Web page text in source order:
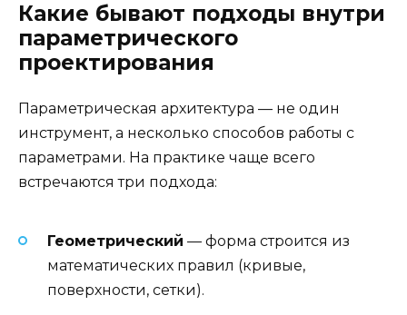
Какие бывают подходы внутри
параметрического
проектирования
Параметрическая архитектура — не один
инструмент, а несколько способов работы с
параметрами. На практике чаще всего
встречаются три подхода:
Геометрический — форма строится из
математических правил (кривые,
поверхности, сетки).